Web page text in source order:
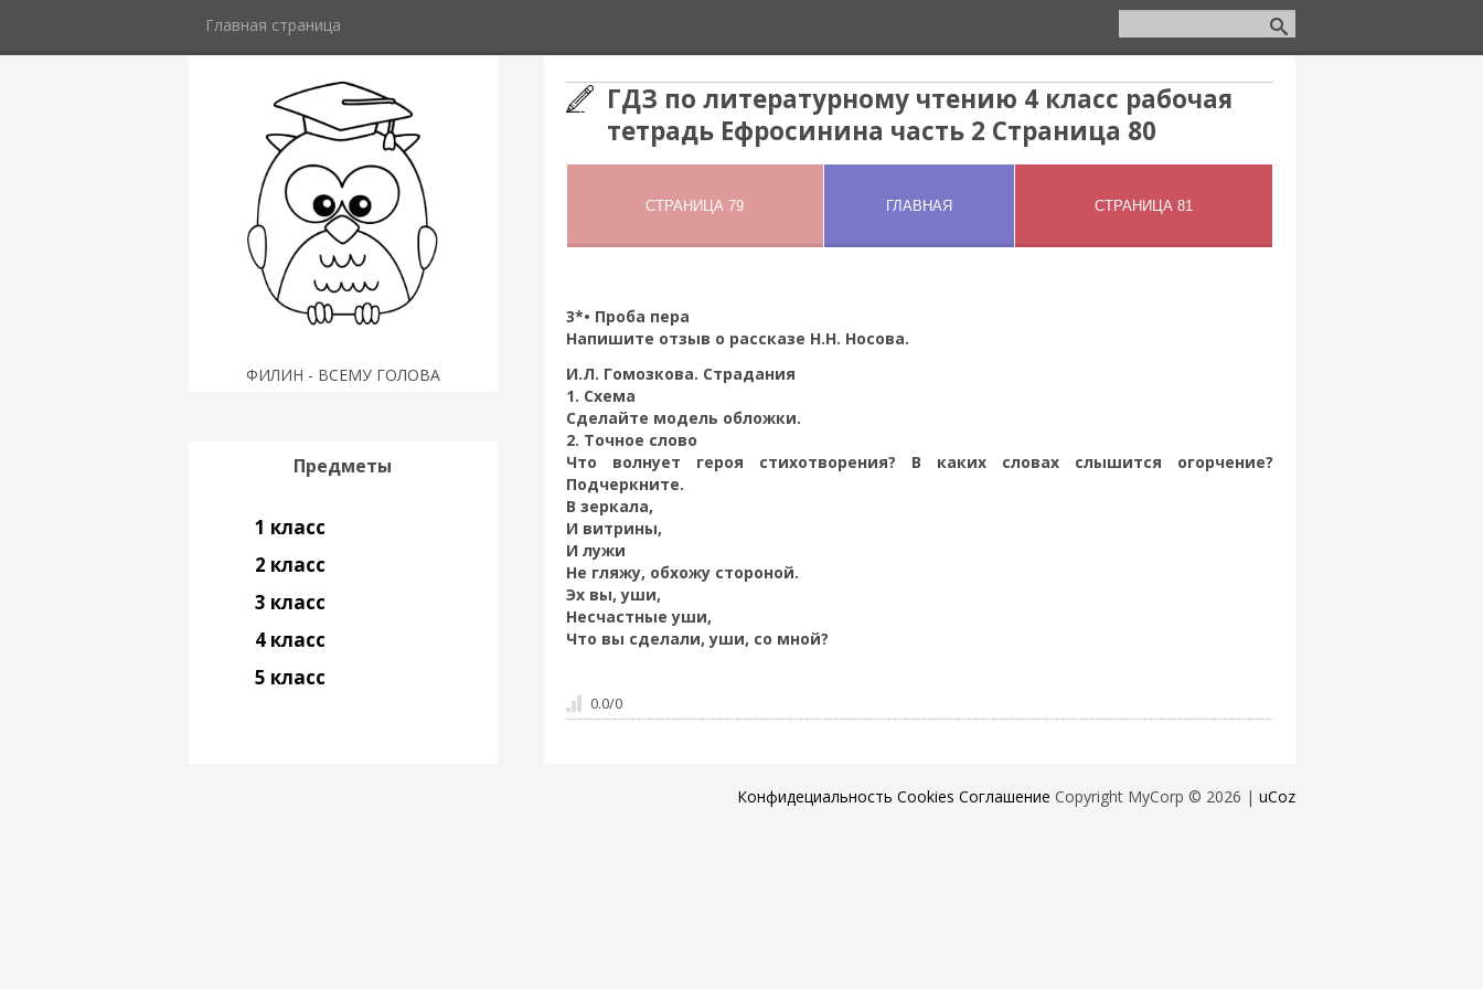
Главная страница
ФИЛИН - ВСЕМУ ГОЛОВА
ГДЗ по литературному чтению 4 класс рабочая
тетрадь Ефросинина часть 2 Страница 80
3*• Проба пера
Напишите отзыв о рассказе Н.Н. Носова.
И.Л. Гомозкова. Страдания
1. Схема
Сделайте модель обложки.
2. Точное слово
Что волнует героя стихотворения? В каких словах слышится огорчение?
Подчеркните.
В зеркала,
И витрины,
И лужи
Не гляжу, обхожу стороной.
Эх вы, уши,
Несчастные уши,
Что вы сделали, уши, со мной?
0.0/0
Предметы
1 класс
2 класс
3 класс
4 класс
5 класс
Конфидециальность Cookies Соглашение Copyright MyCorp © 2026 | uCoz